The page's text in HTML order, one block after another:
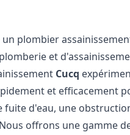
un plombier
et
Cucq
et efficacement
fuite d'eau, une
offrons une gamme